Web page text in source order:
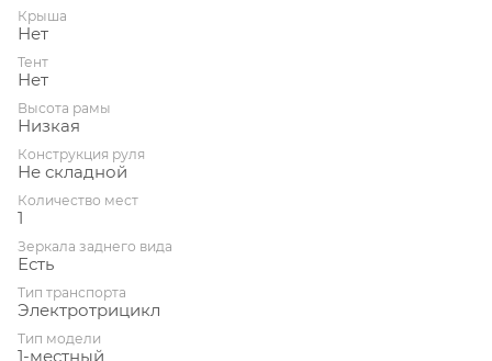
Крыша
Нет
Тент
Нет
Высота рамы
Низкая
Конструкция руля
Не складной
Количество мест
1
Зеркала заднего вида
Есть
Тип транспорта
Электротрицикл
Тип модели
1-местный